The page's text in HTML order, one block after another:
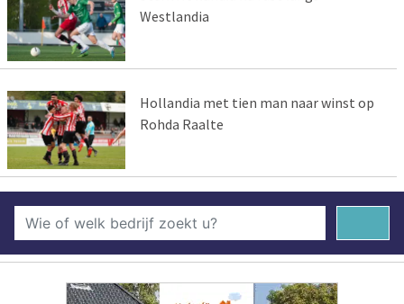
Westlandia
Hollandia met tien man naar winst op
Rohda Raalte